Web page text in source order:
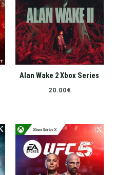
Alan Wake 2 Xbox Series
20.00€